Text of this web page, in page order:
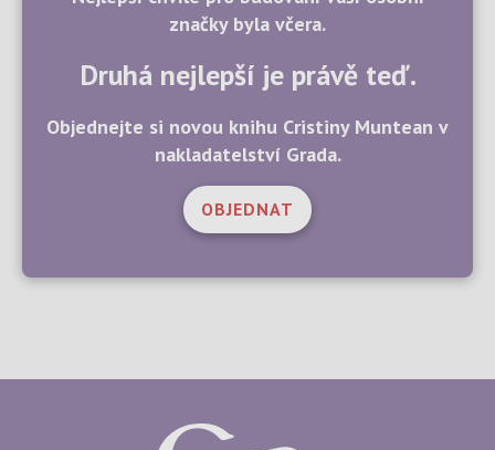
značky byla včera.
Druhá nejlepší je právě teď.
Objednejte si novou knihu Cristiny Muntean v
nakladatelství Grada.
OBJEDNAT